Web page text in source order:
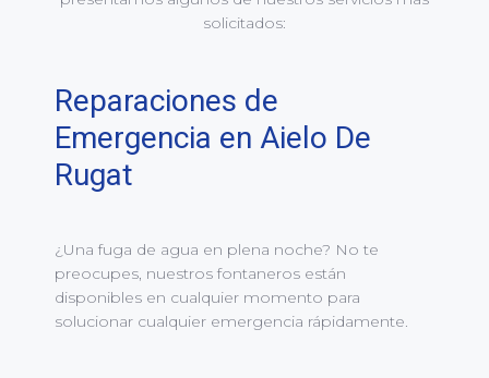
solicitados:
Reparaciones de
Emergencia en Aielo De
Rugat
¿Una fuga de agua en plena noche? No te
preocupes, nuestros fontaneros están
disponibles en cualquier momento para
solucionar cualquier emergencia rápidamente.